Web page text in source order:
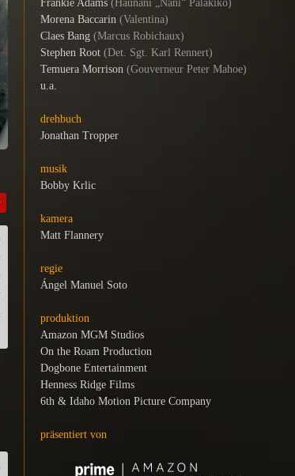
Frankie Adams(Haunani „Nani“ Palakiko)
Morena Baccarin(Valentina)
Claes Bang(Marcus Robichaux)
Stephen Root(Det. Sgt. Karl Rennert)
Temuera Morrison(Gouverneur Peter Mahoe)
u.a.
drehbuch
Jonathan Tropper
musik
Bobby Krlic
kamera
Matt Flannery
regie
Ángel Manuel Soto
produktion
Amazon MGM Studios
On the Roam Production
Dogbone Entertainment
Henness Ridge Films
6th & Idaho Motion Picture Company
präsentiert von